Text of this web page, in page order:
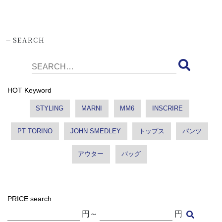
-SEARCH
HOT Keyword
STYLING MARNI MM6 INSCRIRE
PT TORINO JOHN SMEDLEY トップス パンツ
アウター バッグ
PRICE search
円～ 円